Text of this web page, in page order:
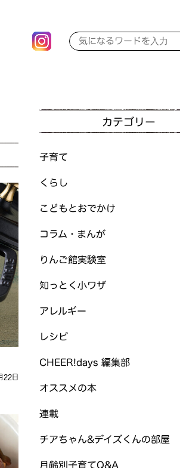
22日
カテゴリー
子育て
くらし
こどもとおでかけ
コラム・まんが
りんご館実験室
知っとく小ワザ
アレルギー
レシピ
CHEER!days 編集部
オススメの本
連載
チアちゃん&デイズくんの部屋
月齢別子育てQ&A